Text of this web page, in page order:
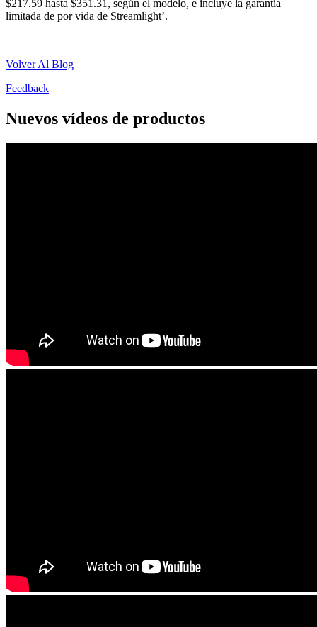
$217.59 hasta $351.31, según el modelo, e incluye la garantía
limitada de por vida de Streamlight’.
Volver Al Blog
Feedback
Nuevos vídeos de productos